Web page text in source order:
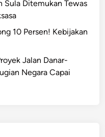
Sula Ditemukan Tewas
10 Persen! Kebijakan
Jalan Danar-
Negara Capai